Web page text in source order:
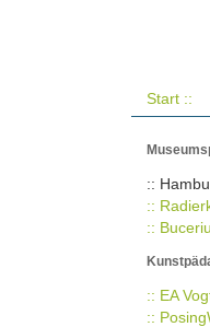
Start ::
::
::
::
:: EA
::